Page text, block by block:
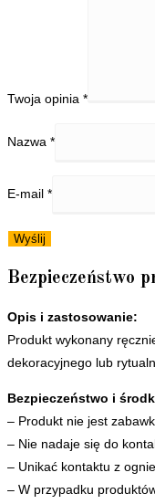
Twoja opinia *
Nazwa *
E-mail *
Bezpieczeństwo
Opis i zastosowanie:
Produkt wykonany
dekoracyjnego lub
Bezpieczeństwo i
– Produkt nie jest
– Nie nadaje się do
– Unikać kontaktu z
– W przypadku